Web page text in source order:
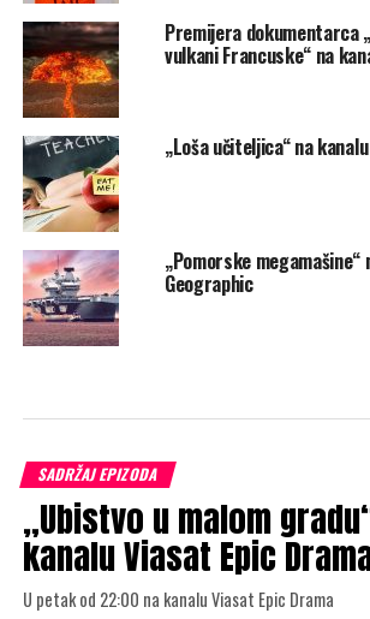
Premijera dokumentarca
vulkani Francuske“ na
„Loša učiteljica“ na
„Pomorske
Geographic
SADRŽAJ EPIZODA
„Ubistvo u malom
kanalu Viasat Epic
U petak od 22:00 na kanalu Viasat Epic Drama